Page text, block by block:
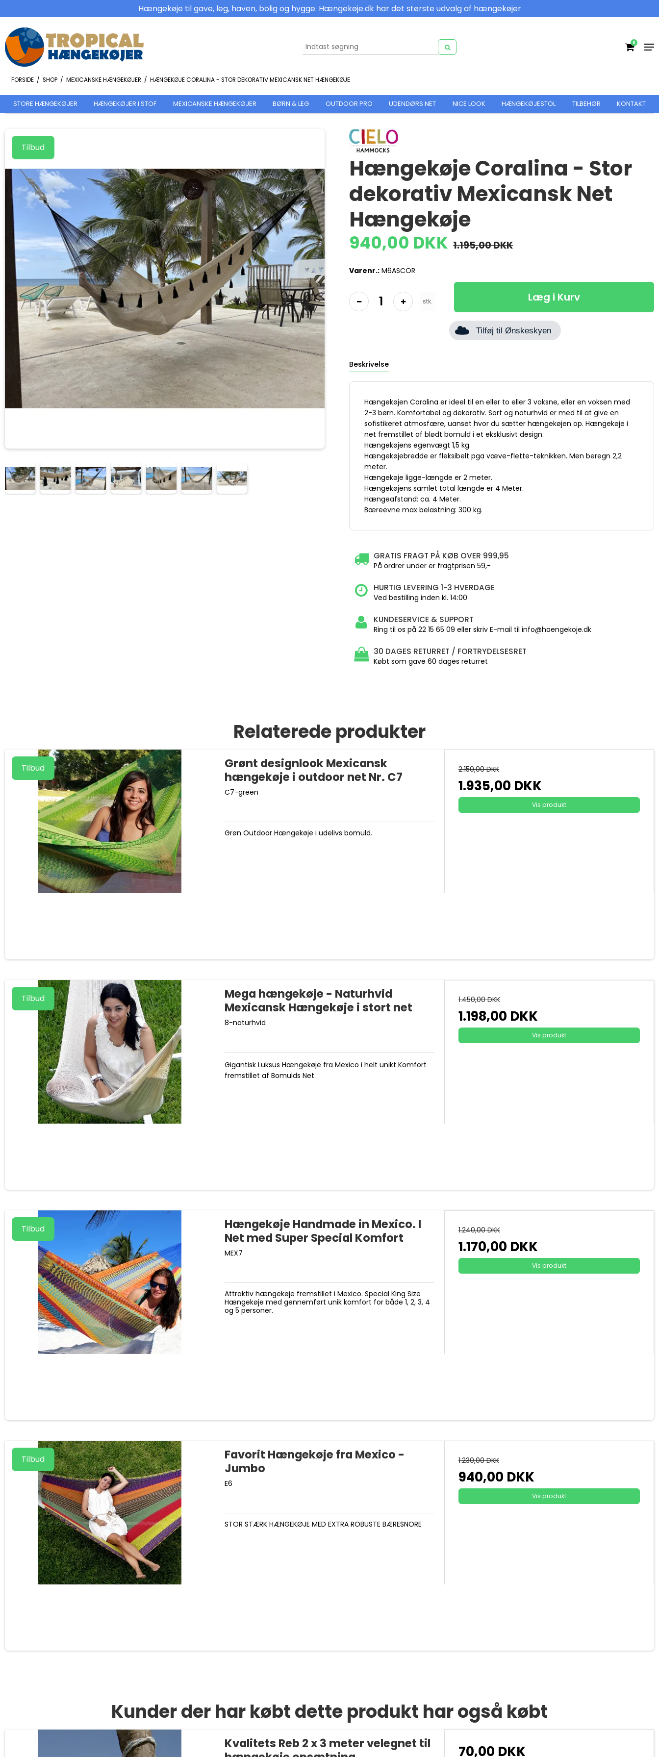
Hængekøje til gave, leg, haven, bolig og hygge. Hængekøje.dkhar det største udvalg af hængekøjer
0
FORSIDE / SHOP / MEXICANSKE HÆNGEKØJER / HÆNGEKØJE CORALINA - STOR DEKORATIV MEXICANSK NET HÆNGEKØJE
STORE HÆNGEKØJER HÆNGEKØJER I STOF MEXICANSKE HÆNGEKØJER BØRN & LEG OUTDOOR PRO UDENDØRS NET NICE LOOK HÆNGEKØJESTOL TILBEHØR KONTAKT
Tilbud
Hængekøje Coralina - Stor
dekorativ Mexicansk Net
Hængekøje
940,00 DKK 1.195,00 DKK
Varenr.: M6ASCOR
stk. Læg i Kurv
Tilføj til Ønskeskyen
Beskrivelse
Hængekøjen Coralina er ideel til en eller to eller 3 voksne, eller en voksen med
2-3 børn. Komfortabel og dekorativ. Sort og naturhvid er med til at give en
sofistikeret atmosfære, uanset hvor du sætter hængekøjen op. Hængekøje i
net fremstillet af blødt bomuld i et eksklusivt design.
Hængekøjens egenvægt 1,5 kg.
Hængekøjebredde er fleksibelt pga væve-flette-teknikken. Men beregn 2,2
meter.
Hængekøje ligge-længde er 2 meter.
Hængekøjens samlet total længde er 4 Meter.
Hængeafstand: ca. 4 Meter.
Bæreevne max belastning: 300 kg.
GRATIS FRAGT PÅ KØB OVER 999,95
På ordrer under er fragtprisen 59,-
HURTIG LEVERING 1-3 HVERDAGE
Ved bestilling inden kl. 14:00
KUNDESERVICE & SUPPORT
Ring til os på 22 15 65 09 eller skriv E-mail til info@haengekoje.dk
30 DAGES RETURRET / FORTRYDELSESRET
Købt som gave 60 dages returret
Relaterede produkter
Tilbud
Grønt designlook Mexicansk
hængekøje i outdoor net Nr. C7
C7-green
Grøn Outdoor Hængekøje i udelivs bomuld.
2.150,00 DKK
1.935,00 DKK
Vis produkt
Tilbud
Mega hængekøje - Naturhvid
Mexicansk Hængekøje i stort net
8-naturhvid
Gigantisk Luksus Hængekøje fra Mexico i helt unikt Komfort
fremstillet af Bomulds Net.
1.450,00 DKK
1.198,00 DKK
Vis produkt
Tilbud
Hængekøje Handmade in Mexico. I
Net med Super Special Komfort
MEX7
Attraktiv hængekøje fremstillet i Mexico. Special King Size
Hængekøje med gennemført unik komfort for både 1, 2, 3, 4
og 5 personer.
1.240,00 DKK
1.170,00 DKK
Vis produkt
Tilbud
Favorit Hængekøje fra Mexico -
Jumbo
E6
STOR STÆRK HÆNGEKØJE MED EXTRA ROBUSTE BÆRESNORE
1.230,00 DKK
940,00 DKK
Vis produkt
Kunder der har købt dette produkt har også købt
Kvalitets Reb 2 x 3 meter velegnet til
70,00 DKK